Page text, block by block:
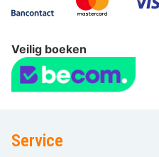
Veilig boeken
Service